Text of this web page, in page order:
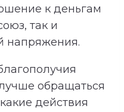
к деньгам
так и
напряжения.
обращаться
действия